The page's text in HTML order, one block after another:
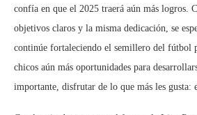
confía en que el 2025 traerá aún más logros.
objetivos claros y la misma dedicación, se
continúe fortaleciendo el semillero del fútbol
chicos aún más oportunidades para
importante, disfrutar de lo que más les gusta: